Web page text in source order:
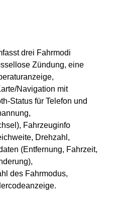
drei Fahrmodi
Zündung, eine
Navigation mit
Status für Telefon und
Fahrzeuginfo
Drehzahl,
(Entfernung, Fahrzeit,
des Fahrmodus,